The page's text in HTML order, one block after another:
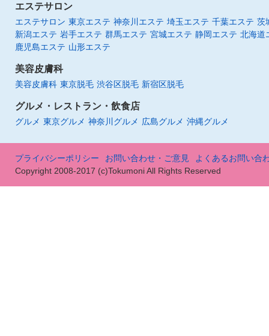
エステサロン
エステサロン 東京エステ 神奈川エステ 埼玉エステ 千葉エステ 茨
新潟エステ 岩手エステ 群馬エステ 宮城エステ 静岡エステ 北海道
鹿児島エステ 山形エステ
美容皮膚科
美容皮膚科 東京脱毛 渋谷区脱毛 新宿区脱毛
グルメ・レストラン・飲食店
グルメ 東京グルメ 神奈川グルメ 広島グルメ 沖縄グルメ
プライバシーポリシー お問い合わせ・ご意見
よくあるお問い合
Copyright 2008-2017 (c)Tokumoni All Rights Reserved